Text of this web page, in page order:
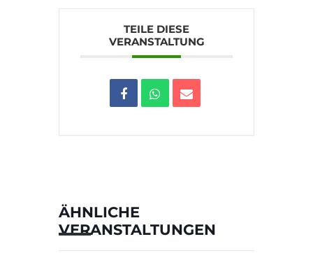
TEILE DIESE
VERANSTALTUNG
ÄHNLICHE
VERANSTALTUNGEN